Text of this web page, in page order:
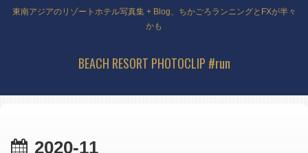
東南アジアのリゾートホテル写真集 + Blog、ちかごろランニングとFXが半々
かも
BEACH RESORT PHOTOCLIP #run
2020-11